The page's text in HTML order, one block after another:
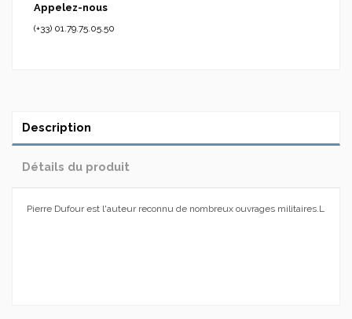
Appelez-nous
(+33) 01.79.75.05.50
Description
Détails du produit
Pierre Dufour est l'auteur reconnu de nombreux ouvrages militaires.L